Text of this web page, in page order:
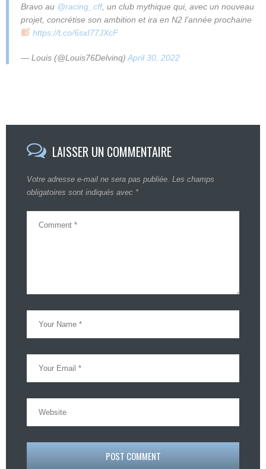
Bravo au @racing_cff, un club mythique qui, avec un nouveau
projet, concrétise son ambition et ira en N2 l’année prochaine
https://t.co/6sxI77JXcF
— Louis (@Louis76Delvinq) April 30, 2022
LAISSER UN COMMENTAIRE
Votre adresse e-mail ne sera pas publiée. Les champs
obligatoires sont indiqués avec *
POST COMMENT